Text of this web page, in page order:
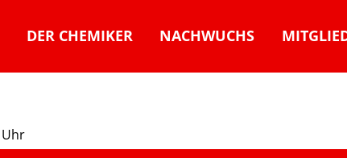
DER CHEMIKER NACHWUCHS
Uhr